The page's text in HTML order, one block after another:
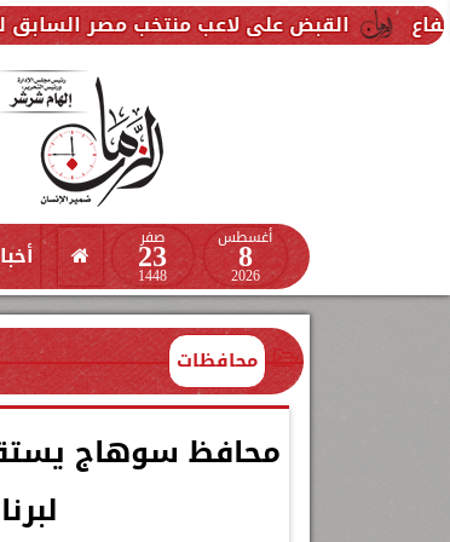
على لاعب منتخب مصر السابق لتنفيذ حكم
أغسطس
8
2026
صفر
23
1448
محافظات
محافظ سوهاج